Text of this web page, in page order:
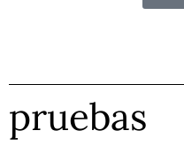
pruebas